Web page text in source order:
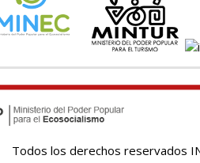
Todos los derechos reservados